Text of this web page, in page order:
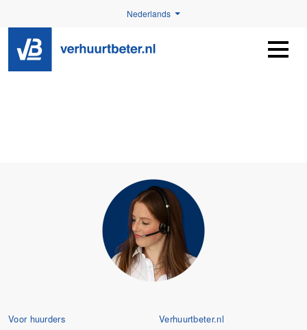
Nederlands
Voor huurders
Verhuurtbeter.nl